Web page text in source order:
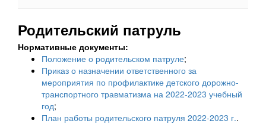
Родительский патруль
Нормативные документы:
Положение о родительском патруле;
Приказ о назначении ответственного за
мероприятия по профилактике детского дорожно-
транспортного травматизма на 2022-2023 учебный
год;
План работы родительского патруля 2022-2023 г..